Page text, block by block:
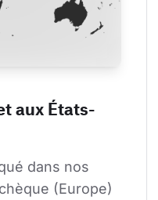
aux États-
dans nos
(Europe)